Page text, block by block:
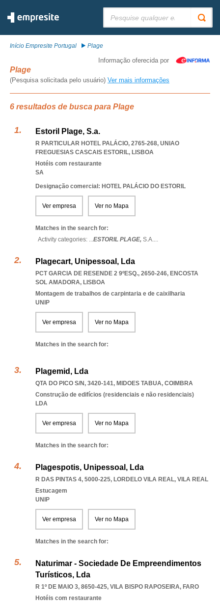
Início Empresite Portugal Plage
Informação oferecida por
Plage
(Pesquisa solicitada pelo usuário) Ver mais informações
6 resultados de busca para Plage
Estoril Plage, S.a.
R PARTICULAR HOTEL PALÁCIO, 2765-268, UNIAO
FREGUESIAS CASCAIS ESTORIL, LISBOA
Hotéis com restaurante
SA
Designação comercial: HOTEL PALÁCIO DO ESTORIL
Ver empresa Ver no Mapa
Matches in the search for:
Activity categories: ...ESTORIL PLAGE, S.A....
Plagecart, Unipessoal, Lda
PCT GARCIA DE RESENDE 2 9ºESQ., 2650-246, ENCOSTA
SOL AMADORA, LISBOA
Montagem de trabalhos de carpintaria e de caixilharia
UNIP
Ver empresa Ver no Mapa
Matches in the search for:
Plagemid, Lda
QTA DO PICO S/N, 3420-141, MIDOES TABUA, COIMBRA
Construção de edifícios (residenciais e não residenciais)
LDA
Ver empresa Ver no Mapa
Matches in the search for:
Plagespotis, Unipessoal, Lda
R DAS PINTAS 4, 5000-225, LORDELO VILA REAL, VILA REAL
Estucagem
UNIP
Ver empresa Ver no Mapa
Matches in the search for:
Naturimar - Sociedade De Empreendimentos
Turísticos, Lda
R 1º DE MAIO 3, 8650-425, VILA BISPO RAPOSEIRA, FARO
Hotéis com restaurante